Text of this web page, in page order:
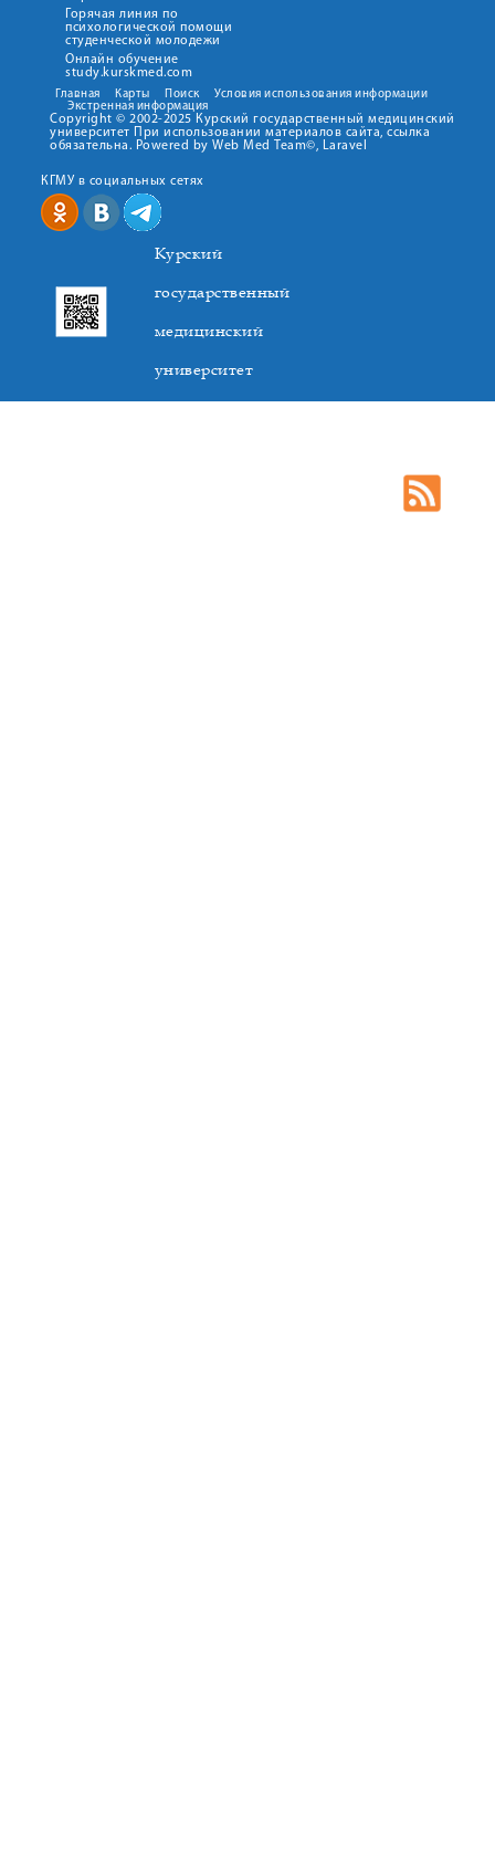
Горячая линия по
психологической помощи
студенческой молодежи
Онлайн обучение
study.kurskmed.com
Главная Карты Поиск
Условия использования информации
Экстренная информация
Copyright © 2002-2025 Курский государственный медицинский
университет При использовании материалов сайта, ссылка
обязательна. Powered by Web Med Team©, Laravel
КГМУ в социальных сетях
Курский
государственный
медицинский
университет